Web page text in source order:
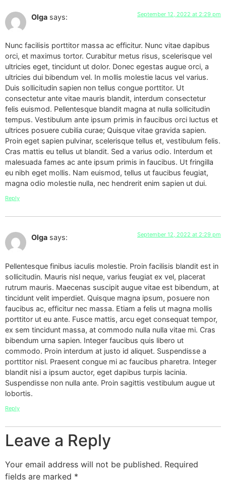
Olga says: September 12, 2022 at 2:29 pm
Nunc facilisis porttitor massa ac efficitur. Nunc vitae dapibus
orci, et maximus tortor. Curabitur metus risus, scelerisque vel
ultricies eget, tincidunt ut dolor. Donec egestas augue orci, a
ultricies dui bibendum vel. In mollis molestie lacus vel varius.
Duis sollicitudin sapien non tellus congue porttitor. Ut
consectetur ante vitae mauris blandit, interdum consectetur
felis euismod. Pellentesque blandit magna at nulla sollicitudin
tempus. Vestibulum ante ipsum primis in faucibus orci luctus et
ultrices posuere cubilia curae; Quisque vitae gravida sapien.
Proin eget sapien pulvinar, scelerisque tellus et, vestibulum felis.
Cras mattis eu tellus ut blandit. Sed a varius odio. Interdum et
malesuada fames ac ante ipsum primis in faucibus. Ut fringilla
eu nibh eget mollis. Nam euismod, tellus ut faucibus feugiat,
magna odio molestie nulla, nec hendrerit enim sapien ut dui.
Reply
Olga says: September 12, 2022 at 2:29 pm
Pellentesque finibus iaculis molestie. Proin facilisis blandit est in
sollicitudin. Mauris nisl neque, varius feugiat ex vel, placerat
rutrum mauris. Maecenas suscipit augue vitae est bibendum, at
tincidunt velit imperdiet. Quisque magna ipsum, posuere non
faucibus ac, efficitur nec massa. Etiam a felis ut magna mollis
porttitor ut eu ante. Fusce mattis, arcu eget consequat tempor,
ex sem tincidunt massa, at commodo nulla nulla vitae mi. Cras
bibendum urna sapien. Integer faucibus quis libero ut
commodo. Proin interdum at justo id aliquet. Suspendisse a
porttitor nisl. Praesent congue mi ac faucibus pharetra. Integer
blandit nisi a ipsum auctor, eget dapibus turpis lacinia.
Suspendisse non nulla ante. Proin sagittis vestibulum augue ut
lobortis.
Reply
Leave a Reply
Your email address will not be published. Required
fields are marked *